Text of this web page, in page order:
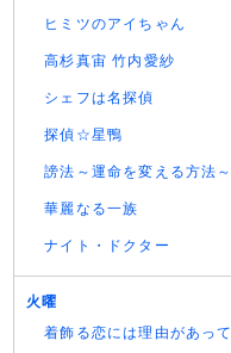
ヒミツのアイちゃん
高杉真宙 竹内愛紗
シェフは名探偵
探偵☆星鴨
謗法～運命を変える方法～
華麗なる一族
ナイト・ドクター
火曜
着飾る恋には理由があって